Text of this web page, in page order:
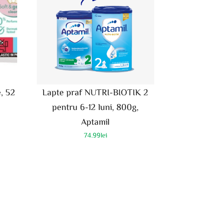
52
Lapte praf NUTRI-BIOTIK 2
pentru 6-12 luni, 800g,
Aptamil
74.99lei